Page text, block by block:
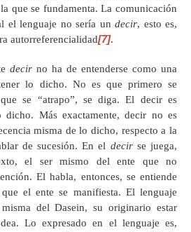
que se fundamenta. La comunicación
el lenguaje no sería undecir, esto es,
autorreferencialidad[7].
decir no ha de entenderse como una
lo dicho. No es que primero se
se “atrapo”, se diga. El decir es
dicho. Más exactamente, decir no es
misma de lo dicho, respecto a la
de sucesión. En el decir se juega,
el ser mismo del ente que no
El habla, entonces, se entiende
el ente se manifiesta. El lenguaje
del Dasein, su originario estar
Lo expresado en el lenguaje es,